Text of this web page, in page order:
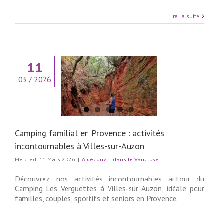
Lire la suite
11
03 / 2026
familial en
: activités
Camping familial en Provence : activités
incontournables à Villes-sur-Auzon
Mercredi 11 Mars 2026 | A découvrir dans le Vaucluse
Découvrez nos activités incontournables autour du
Camping Les Verguettes à Villes-sur-Auzon, idéale pour
familles, couples, sportifs et seniors en Provence.